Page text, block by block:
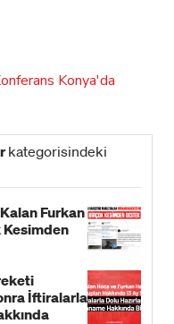
Konya'da
kategorisindeki
Furkan
Kesimden
İftiralarla